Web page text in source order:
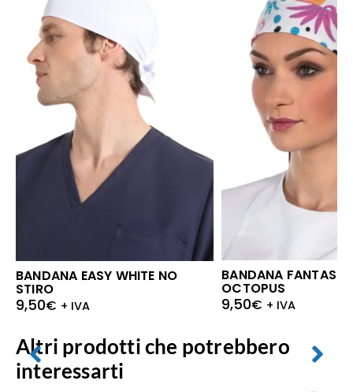
BANDANA EASY WHITE NO
STIRO
9,50€ + IVA
BANDANA FANTASIA
OCTOPUS
9,50€ + IVA
Altri prodotti che potrebbero
interessarti